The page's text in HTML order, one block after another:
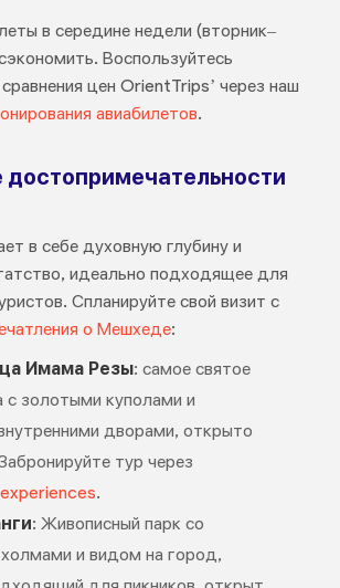
в середине недели (вторник–
Воспользуйтесь
цен OrientTrips’ через наш
авиабилетов.
в себе духовную глубину и
идеально подходящее для
Спланируйте свой визит с
о Мешхеде:
Имама Резы: самое святое
с золотыми куполами и
дворами, открыто
тур через
.
: Живописный парк со
и видом на город,